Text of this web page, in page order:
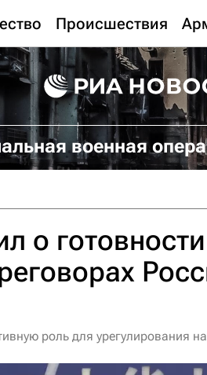
Происшествия
военная
о готовности
роль для урегулирования